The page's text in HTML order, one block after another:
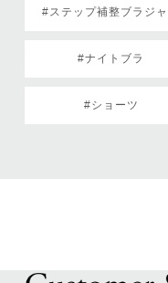
#ステップ補整ブラジ
#ナイトブラ
#ショーツ